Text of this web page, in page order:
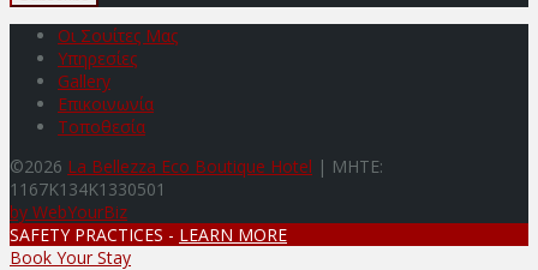
Οι Σουίτες Μας
Υπηρεσίες
Gallery
Επικοινωνία
Tοποθεσία
©2026 La Bellezza Eco Boutique Hotel | MHTE:
1167K134K1330501
by WebYourBiz
SAFETY PRACTICES - LEARN MORE
Book Your Stay